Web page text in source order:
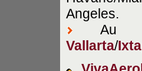
Angeles.
Au
Vallarta/